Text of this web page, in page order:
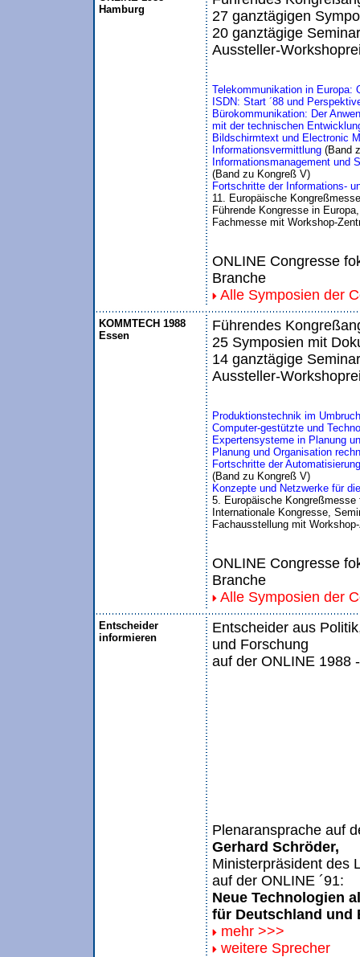
Hamburg
27 ganztägigen
20 ganztägige
Aussteller-
Telekommunikation in Europa:
ISDN: Start ´88 und
Bürokommunikation: Der
mit der technischen
Bildschirmtext und Electronic
Informationsvermittlung (Band
Informationsmanagement und
(Band zu Kongreß V)
Fortschritte der Informations-
11. Europäische
Führende Kongresse in
Fachmesse mit Workshop-
ONLINE Congresse
Branche
Alle Symposien der
KOMMTECH 1988
Essen
Führendes
25 Symposien mit
14 ganztägige
Aussteller-
Produktionstechnik im
Computer-gestützte und
Expertensysteme in Planung
Planung und Organisation
Fortschritte der
(Band zu Kongreß V)
Konzepte und Netzwerke für
5. Europäische
Internationale Kongresse,
Fachausstellung mit
ONLINE Congresse
Branche
Alle Symposien der
Entscheider
informieren
Entscheider aus
und Forschung
auf der ONLINE 1988
Plenaransprache auf
Gerhard Schröder,
Ministerpräsident des
auf der ONLINE ´91:
Neue Technologien
für Deutschland und
mehr >>>
weitere Sprecher